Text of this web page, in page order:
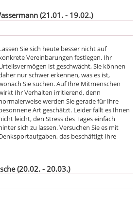
(21.01. - 19.02.)
Sie sich heute besser nicht auf
Vereinbarungen festlegen. Ihr
ist geschwächt, Sie können
nur schwer erkennen, was es ist,
Sie suchen. Auf Ihre Mitmenschen
Ihr Verhalten irritierend, denn
werden Sie gerade für Ihre
Art geschätzt. Leider fällt es Ihnen
leicht, den Stress des Tages einfach
sich zu lassen. Versuchen Sie es mit
das beschäftigt Ihre
(20.02. - 20.03.)